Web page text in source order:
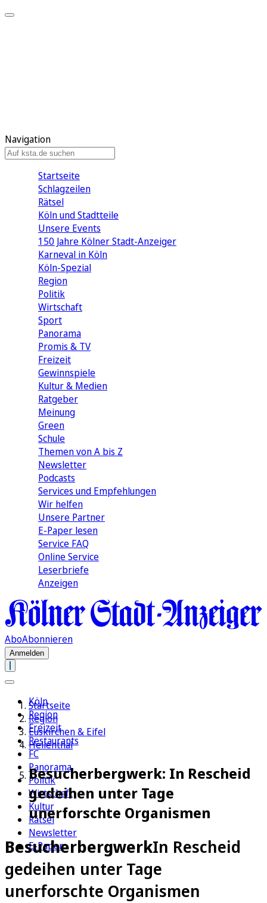
Navigation
Startseite
Schlagzeilen
Rätsel
Köln und Stadtteile
Unsere Events
150 Jahre Kölner Stadt-Anzeiger
Karneval in Köln
Köln-Spezial
Region
Politik
Wirtschaft
Sport
Panorama
Promis & TV
Freizeit
Gewinnspiele
Kultur & Medien
Ratgeber
Meinung
Green
Schule
Themen von A bis Z
Newsletter
Podcasts
Services und Empfehlungen
Wir helfen
Unsere Partner
E-Paper lesen
Service FAQ
Online Service
Leserbriefe
Anzeigen
AboAbonnieren
Anmelden
Köln
Region
Freizeit
Restaurants
FC
Panorama
Politik
Wirtschaft
Kultur
Rätsel
Newsletter
E-Paper
Startseite
Region
Euskirchen & Eifel
Hellenthal
Besucherbergwerk: In Rescheid
gedeihen unter Tage
unerforschte Organismen
BesucherbergwerkIn Rescheid
gedeihen unter Tage
unerforschte Organismen